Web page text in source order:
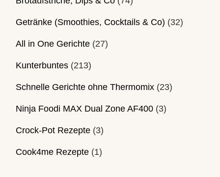
Getränke (Smoothies, Cocktails & Co) (32)
All in One Gerichte (27)
Kunterbuntes (213)
Schnelle Gerichte ohne Thermomix (23)
Ninja Foodi MAX Dual Zone AF400 (3)
Crock-Pot Rezepte (3)
Cook4me Rezepte (1)